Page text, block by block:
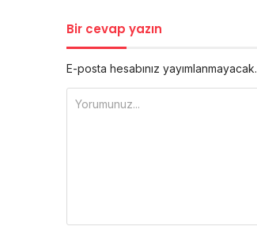
Bir cevap yazın
E-posta hesabınız yayımlanmayacak.